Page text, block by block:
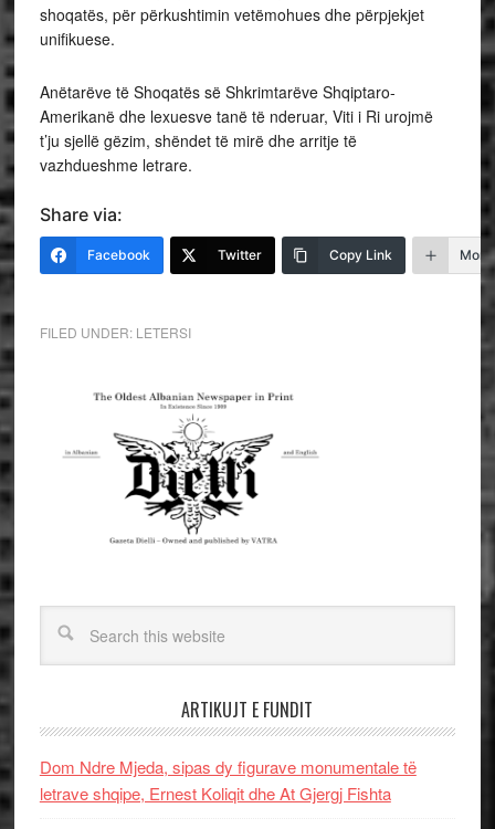
shoqatës, për përkushtimin vetëmohues dhe përpjekjet
unifikuese.
Anëtarëve të Shoqatës së Shkrimtarëve Shqiptaro-
Amerikanë dhe lexuesve tanë të nderuar, Viti i Ri urojmë
t’ju sjellë gëzim, shëndet të mirë dhe arritje të
vazhdueshme letrare.
Share via:
Facebook Twitter Copy Link More
FILED UNDER: LETERSI
ARTIKUJT E FUNDIT
Dom Ndre Mjeda, sipas dy figurave monumentale të
letrave shqipe, Ernest Koliqit dhe At Gjergj Fishta